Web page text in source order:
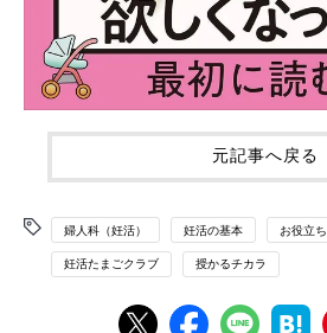
元記事へ戻る
婦人科（妊活） 妊活の基本 お役立ち
妊活たまごクラブ 授かるチカラ